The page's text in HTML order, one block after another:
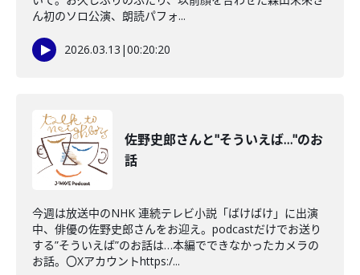
ん初のソロ公演、朗読パフォ...
2026.03.13 |00:20:20
佐野史郎さんと"そういえば…"のお
話
今週は放送中のNHK 連続テレビ小説「ばけばけ」に出演
中、俳優の佐野史郎さんをお迎え。podcastだけでお送り
する”そういえば”のお話は…本編でできなかったカメラの
お話。〇Xアカウントhttps:/...